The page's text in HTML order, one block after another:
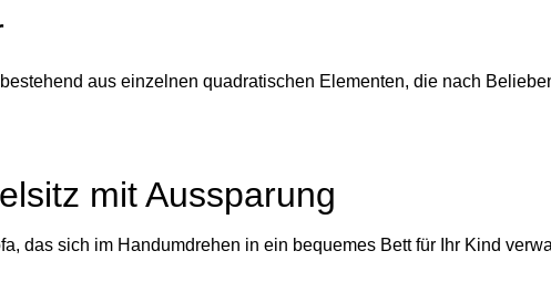
aus einzelnen quadratischen Elementen, die nach
mit Aussparung
das sich im Handumdrehen in ein bequemes Bett für Ihr Kind